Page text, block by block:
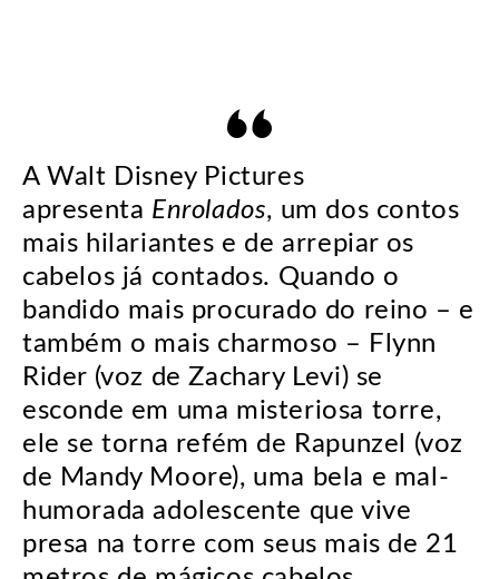
A Walt Disney Pictures
apresenta Enrolados, um dos contos
mais hilariantes e de arrepiar os
cabelos já contados. Quando o
bandido mais procurado do reino – e
também o mais charmoso – Flynn
Rider (voz de Zachary Levi) se
esconde em uma misteriosa torre,
ele se torna refém de Rapunzel (voz
de Mandy Moore), uma bela e mal-
humorada adolescente que vive
presa na torre com seus mais de 21